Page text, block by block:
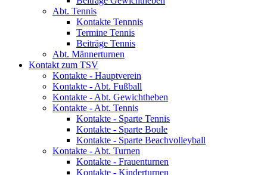
Abt. Tennis
Kontakte Tennnis
Termine Tennis
Beiträge Tennis
Abt. Männerturnen
Kontakt zum TSV
Kontakte - Hauptverein
Kontakte - Abt. Fußball
Kontakte - Abt. Gewichtheben
Kontakte - Abt. Tennis
Kontakte - Sparte Tennis
Kontakte - Sparte Boule
Kontakte - Sparte Beachvolleyball
Kontakte - Abt. Turnen
Kontakte - Frauenturnen
Kontakte - Kinderturnen